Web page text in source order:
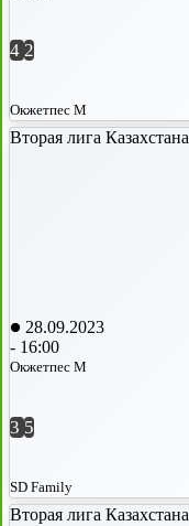
4 2
Окжетпес М
Вторая лига Казахстана
28.09.2023
- 16:00
Окжетпес М
3 5
SD Family
Вторая лига Казахстана